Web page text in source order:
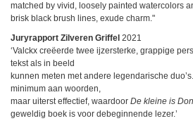
matched by vivid, loosely painted watercolors
brisk black brush lines, exude charm."
Juryrapport Zilveren Griffel 2021
‘Valckx creëerde twee ijzersterke, grappige
tekst als in beeld
kunnen meten met andere legendarische
minimum aan woorden,
maar uiterst effectief, waardoor De kleine is
geweldig boek is voor debeginnende lezer.’